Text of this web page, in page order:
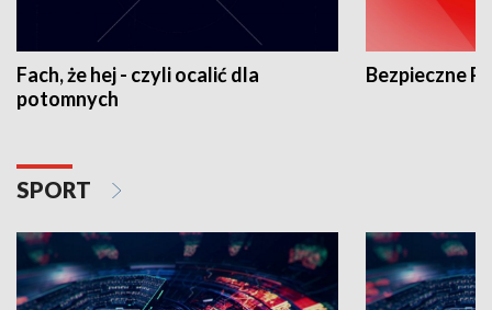
Fach, że hej - czyli ocalić dla
potomnych
Bezpieczne
SPORT